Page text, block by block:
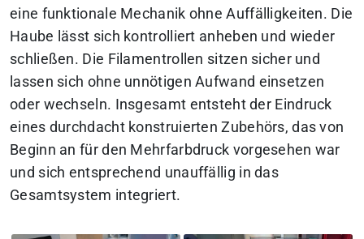
eine funktionale Mechanik ohne Auffälligkeiten. Die
Haube lässt sich kontrolliert anheben und wieder
schließen. Die Filamentrollen sitzen sicher und
lassen sich ohne unnötigen Aufwand einsetzen
oder wechseln. Insgesamt entsteht der Eindruck
eines durchdacht konstruierten Zubehörs, das von
Beginn an für den Mehrfarbdruck vorgesehen war
und sich entsprechend unauffällig in das
Gesamtsystem integriert.